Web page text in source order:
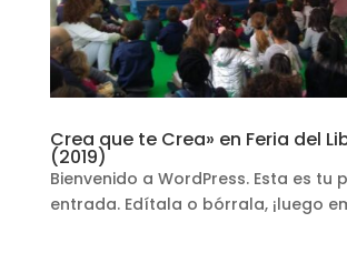
Crea que te Crea» en Feria del
(2019)
Bienvenido a WordPress. Esta es tu
entrada. Edítala o bórrala, ¡luego